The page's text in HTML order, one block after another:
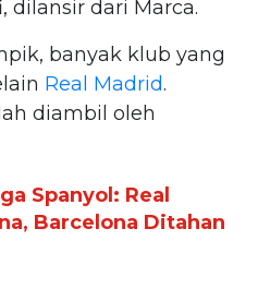
dilansir dari Marca.
banyak klub yang
Real Madrid.
diambil oleh
Spanyol: Real
Barcelona Ditahan